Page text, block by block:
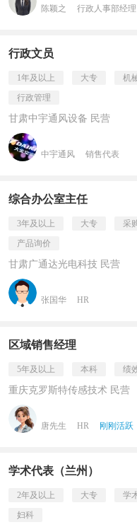
陈颖之 行政人事部经理
行政文员
1年及以上 大专 机
行政管理
甘肃中宇通风设备 民营
中宇通风 销售代表
综合办公室主任
3年及以上 大专 采
产品询价
甘肃广通达光电科技 民营
张国华 HR
区域销售经理
5年及以上 本科 绩
重庆克罗斯特传感技术 民营
唐先生 HR 刚刚活跃
学术代表（兰州）
2年及以上 大专 学
妇科